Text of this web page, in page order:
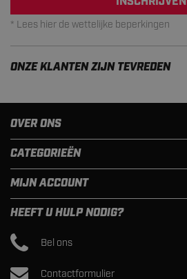
* Lees hier de wettelijke beperkingen
ONZE KLANTEN ZIJN TEVREDEN
OVER ONS
CATEGORIEËN
MIJN ACCOUNT
HEEFT U HULP NODIG?
Bel ons
Contactformulier